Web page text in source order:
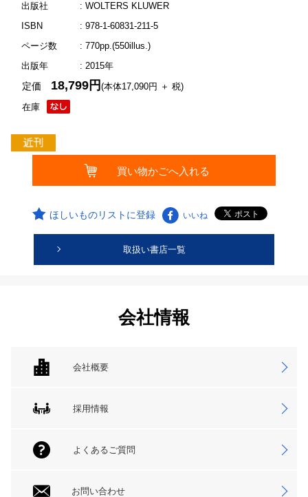
出版社
: WOLTERS KLUWER
ISBN
: 978-1-60831-211-5
ページ数
: 770pp.(550illus.)
出版年
: 2015年
在庫
定価 18,799円(本体17,090円 ＋ 税)
ほしいものリストに登録 いいね
取扱い書店一覧
会社情報
会社概要
採用情報
よくあるご質問
お問い合わせ